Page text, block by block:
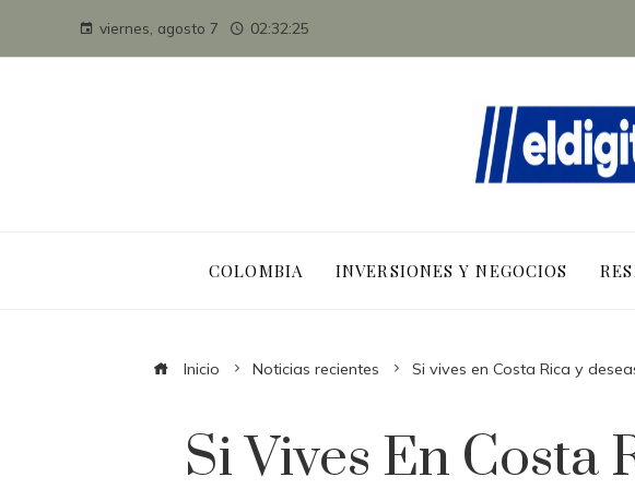
viernes, agosto 7 02:32:26
COLOMBIA INVERSIONES Y NEGOCIOS
Inicio Noticias recientes Si vives en Costa Rica y
Si Vives En Costa